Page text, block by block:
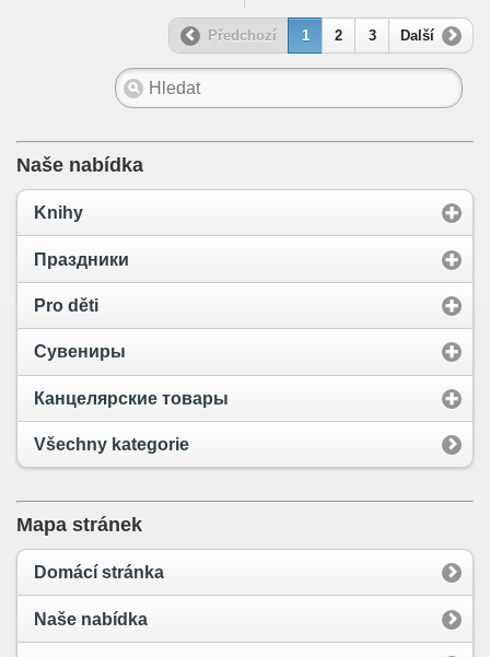
Předchozí 1 2 3 Další
Naše nabídka
Knihy
Праздники
Pro děti
Сувениры
Канцелярские товары
Všechny kategorie
Mapa stránek
Domácí stránka
Naše nabídka